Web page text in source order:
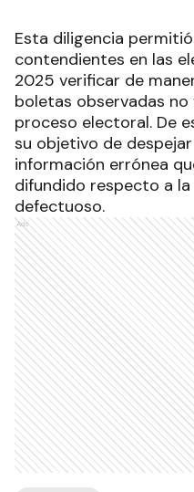
Esta diligencia
contendientes en las
2025 verificar de
boletas observadas
proceso electoral. De
su objetivo de
información errónea
difundido respecto a
defectuoso.
Ads